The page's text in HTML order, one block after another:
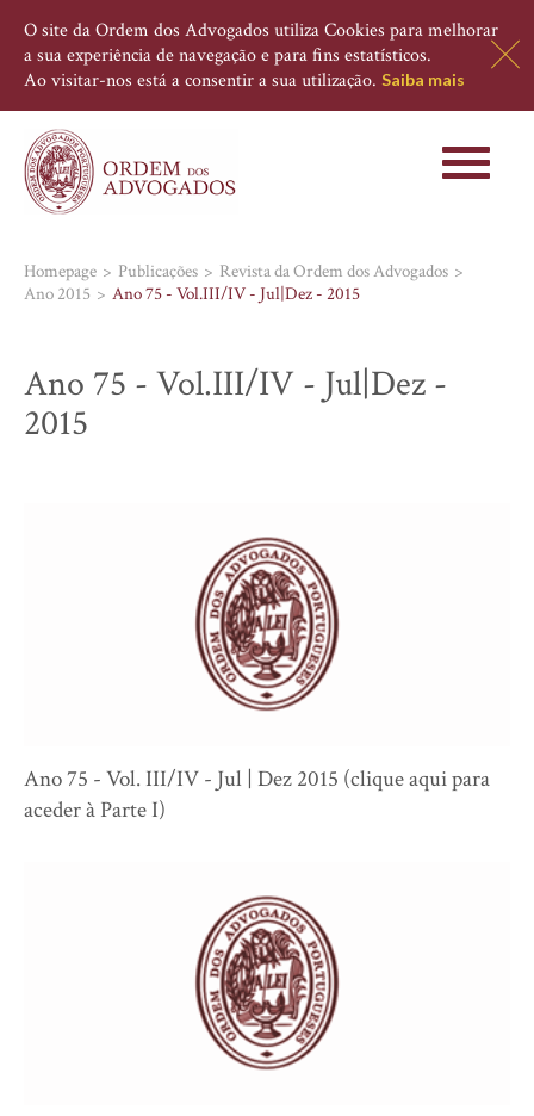
O site da Ordem dos Advogados utiliza Cookies para melhorar
a sua experiência de navegação e para fins estatísticos.
Ao visitar-nos está a consentir a sua utilização. Saiba mais
Toggle
Homepage Publicações
Revista da Ordem dos Advogados
Ano 2015
Ano 75 - Vol.III/IV - Jul|Dez - 2015
Ano 75 - Vol.III/IV - Jul|Dez -
2015
Ano 75 - Vol. III/IV - Jul | Dez 2015 (clique aqui para
aceder à Parte I)